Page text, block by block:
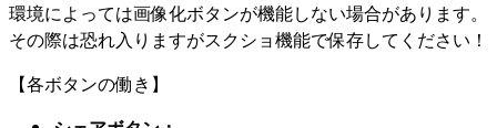
環境によっては画像化ボタンが機能しない場合があります。
その際は恐れ入りますがスクショ機能で保存してください！
【各ボタンの働き】